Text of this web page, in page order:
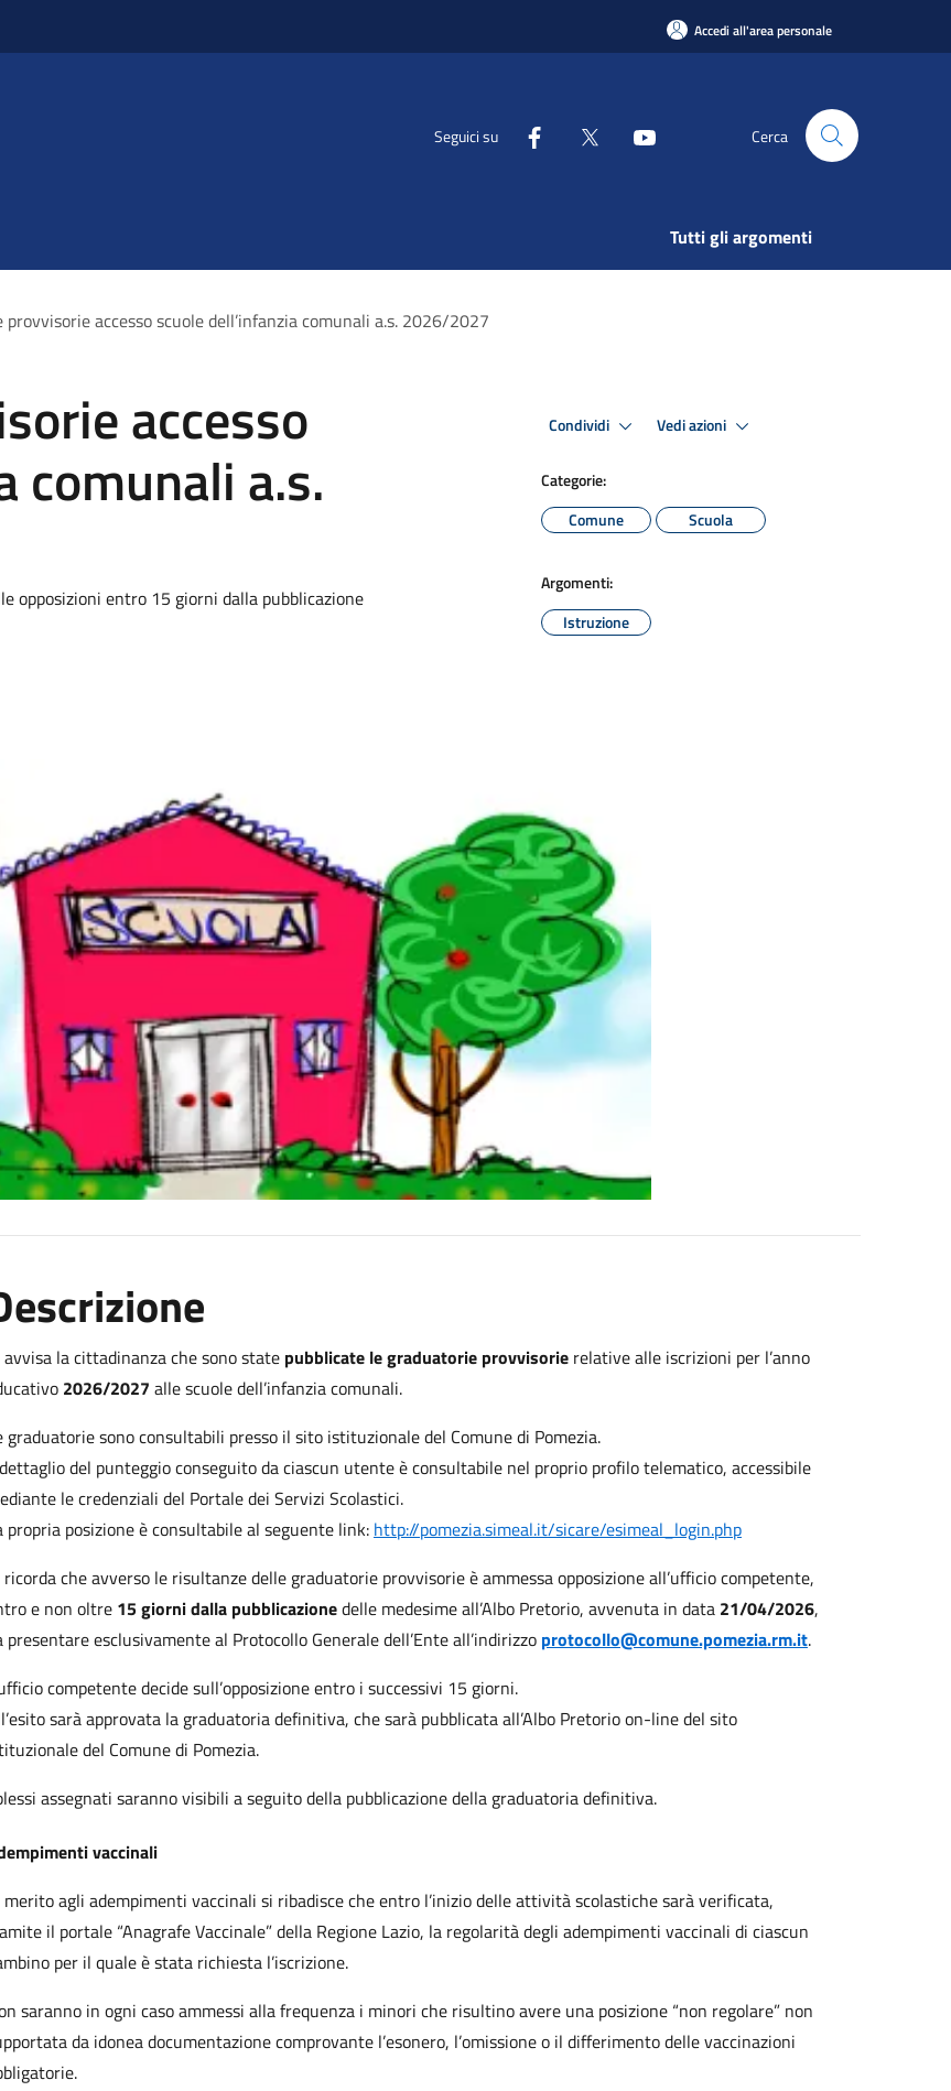
Accedi all'area personale
Seguici su Cerca
Tutti gli argomenti
provvisorie accesso scuole dell’infanzia comunali a.s. 2026/2027
accesso
comunali a.s.
opposizioni entro 15 giorni dalla pubblicazione
Condividi Vedi azioni
Categorie:
Comune
Scuola
Argomenti:
Istruzione
avvisa la cittadinanza che sono state pubblicate le graduatorie provvisorierelative alle iscrizioni per l’anno
2026/2027 alle scuole dell’infanzia comunali.
graduatorie sono consultabili presso il sito istituzionale del Comune di Pomezia.
del punteggio conseguito da ciascun utente è consultabile nel proprio profilo telematico, accessibile
le credenziali del Portale dei Servizi Scolastici.
propria posizione è consultabile al seguente link: http://pomezia.simeal.it/sicare/esimeal_login.php
ricorda che avverso le risultanze delle graduatorie provvisorie è ammessa opposizione all’ufficio competente,
e non oltre 15 giorni dalla pubblicazionedelle medesime all’Albo Pretorio, avvenuta in data 21/04/2026,
presentare esclusivamente al Protocollo Generale dell’Ente all’indirizzo protocollo@comune.pomezia.rm.it.
competente decide sull’opposizione entro i successivi 15 giorni.
sarà approvata la graduatoria definitiva, che sarà pubblicata all’Albo Pretorio on-line del sito
del Comune di Pomezia.
assegnati saranno visibili a seguito della pubblicazione della graduatoria definitiva.
vaccinali
merito agli adempimenti vaccinali si ribadisce che entro l’inizio delle attività scolastiche sarà verificata,
il portale “Anagrafe Vaccinale” della Regione Lazio, la regolarità degli adempimenti vaccinali di ciascun
per il quale è stata richiesta l’iscrizione.
saranno in ogni caso ammessi alla frequenza i minori che risultino avere una posizione “non regolare” non
da idonea documentazione comprovante l’esonero, l’omissione o il differimento delle vaccinazioni